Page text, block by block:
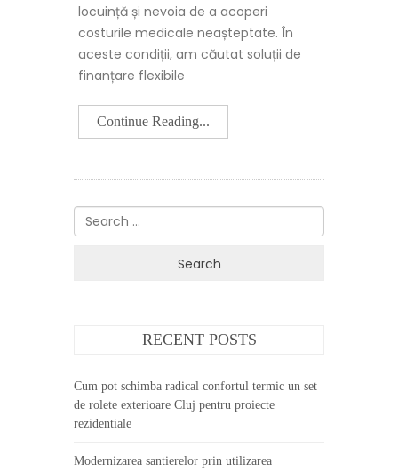
locuință și nevoia de a acoperi
costurile medicale neașteptate. În
aceste condiții, am căutat soluții de
finanțare flexibile
Continue Reading...
Search
for:
RECENT POSTS
Cum pot schimba radical confortul termic un set
de rolete exterioare Cluj pentru proiecte
rezidentiale
Modernizarea santierelor prin utilizarea